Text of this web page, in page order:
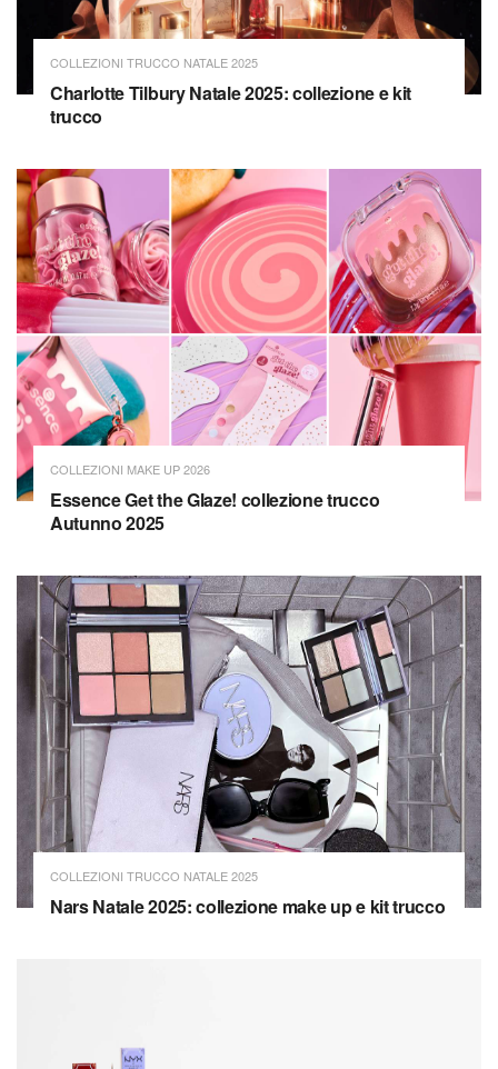
COLLEZIONI TRUCCO NATALE 2025
Charlotte Tilbury Natale 2025: collezione e kit
trucco
COLLEZIONI MAKE UP 2026
Essence Get the Glaze! collezione trucco
Autunno 2025
COLLEZIONI TRUCCO NATALE 2025
Nars Natale 2025: collezione make up e kit trucco